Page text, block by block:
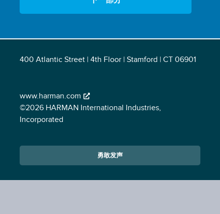
400 Atlantic Street | 4th Floor | Stamford | CT 06901
www.harman.com
©2026 HARMAN International Industries,
Incorporated
勇敢发声
Opens in a new window